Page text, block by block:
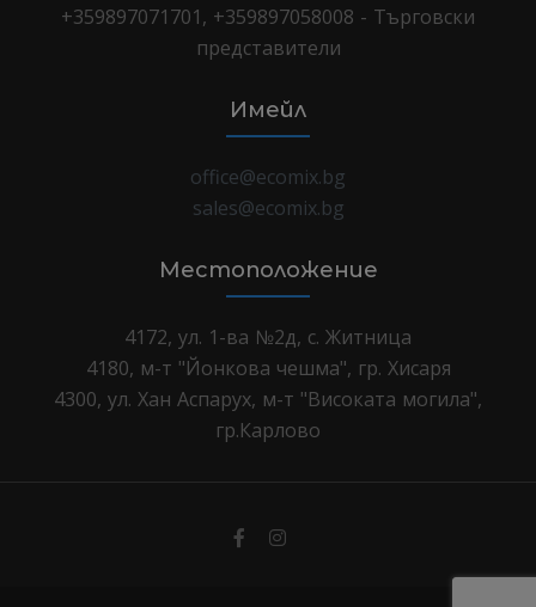
+359897071701, +359897058008 - Търговски
представители
Имейл
office@ecomix.bg
sales@ecomix.bg
Местоположение
4172, ул. 1-ва №2д, с. Житница
4180, м-т "Йонкова чешма", гр. Хисаря
4300, ул. Хан Аспарух, м-т "Високата могила",
гр.Карлово